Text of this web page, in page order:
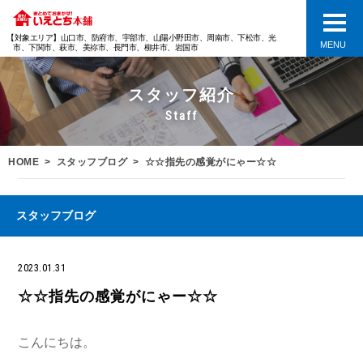
【対象エリア】山口市、防府市、宇部市、山陽小野田市、周南市、下松市、光
市、下関市、萩市、美祢市、長門市、柳井市、岩国市
MENU
スタッフ紹介
Staff
HOME スタッフブログ ☆☆指先の感覚がにゃー☆☆
スタッフブログ
2023.01.31
☆☆指先の感覚がにゃー☆☆
こんにちは。